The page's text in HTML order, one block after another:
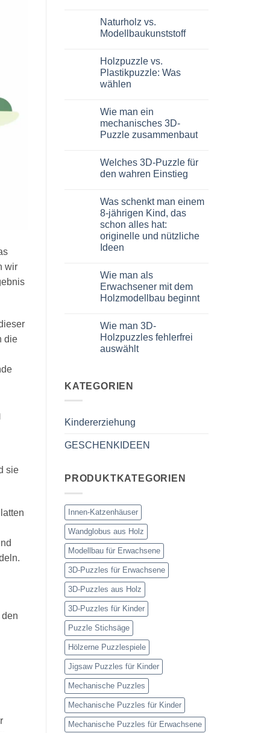
wir
die
sie
scegliere
zu
Migliori
kit
colla:
quali
scegliere
Naturholz vs.
Modellbaukunststoff
zu
Legno
naturale
vs
Holzpuzzle vs.
Plastikpuzzle: Was
wählen
zu
legno
vs
scegliere
Wie man ein
mechanisches 3D-
Puzzle zusammenbaut
zu
Come
assemblare
3D
meccanico
Welches 3D-Puzzle für
den wahren Einstieg
zu
Quale
puzzle
3D
per
iniziare
davvero
Was schenkt man einem
8-jährigen Kind, das
schon alles hat:
originelle und nützliche
Ideen
zu
Cosa
regalare
a
di
8
anni
che
ha
e
Wie man als
Erwachsener mit dem
Holzmodellbau beginnt
zu
Come
iniziare
modellismo
Wie man 3D-
Holzpuzzles fehlerfrei
auswählt
Come
scegliere
senza
KATEGORIEN
Kindererziehung
GESCHENKIDEEN
PRODUKTKATEGORIEN
Innen-Katzenhäuser
Wandglobus aus Holz
Modellbau für Erwachsene
3D-Puzzles für Erwachsene
3D-Puzzles aus Holz
3D-Puzzles für Kinder
Puzzle Stichsäge
Hölzerne Puzzlespiele
Jigsaw Puzzles für Kinder
Mechanische Puzzles
Mechanische Puzzles für Kinder
Mechanische Puzzles für Erwachsene